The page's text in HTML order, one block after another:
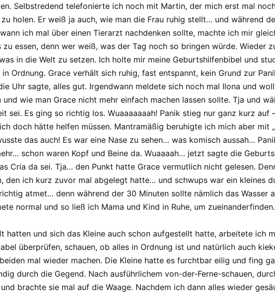
Selbstredend telefonierte ich noch mit Martin, der mich erst mal
holen. Er weiß ja auch, wie man die Frau ruhig stellt… und während
ich mal über einen Tierarzt nachdenken sollte, machte ich mir
essen, denn wer weiß, was der Tag noch so bringen würde. Wieder
in die Welt zu setzen. Ich holte mir meine Geburtshilfenbibel und
Ordnung. Grace verhält sich ruhig, fast entspannt, kein Grund zur
Uhr sagte, alles gut. Irgendwann meldete sich noch mal Ilona und
wie man Grace nicht mehr einfach machen lassen sollte. Tja und
sei. Es ging so richtig los. Wuaaaaaaah! Panik stieg nur ganz kurz
doch hätte helfen müssen. Mantramäßig beruhigte ich mich aber mit
das auch! Es war eine Nase zu sehen… was komisch aussah…
schon waren Kopf und Beine da. Wuaaaah… jetzt sagte die
Cria da sei. Tja… den Punkt hatte Grace vermutlich nicht gelesen.
den ich kurz zuvor mal abgelegt hatte… und schwups war ein kleines
atmet… denn während der 30 Minuten sollte nämlich das Wasser
normal und so ließ ich Mama und Kind in Ruhe, um zueinanderfinden.
hatten und sich das Kleine auch schon aufgestellt hatte, arbeitete ich
überprüfen, schauen, ob alles in Ordnung ist und natürlich auch
mal wieder machen. Die Kleine hatte es furchtbar eilig und fing
durch die Gegend. Nach ausführlichem von-der-Ferne-schauen,
brachte sie mal auf die Waage. Nachdem ich dann alles wieder